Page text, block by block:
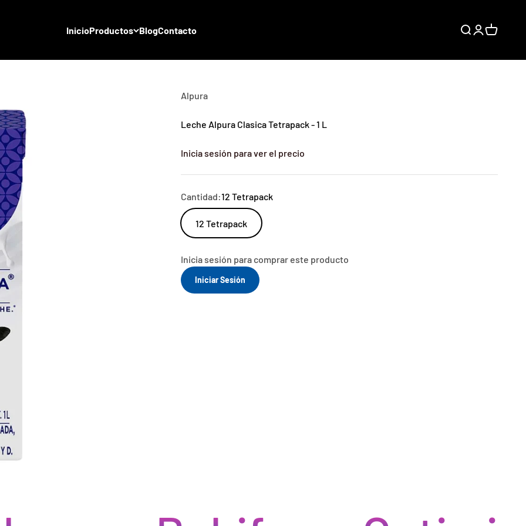
InicioProductos BlogContacto BuscarIniciar sesión
Carrito
Alpura
Leche Alpura Clasica Tetrapack - 1 L
Inicia sesión para ver el precio
Cantidad:12 Tetrapack
12 Tetrapack
Inicia sesión para comprar este producto
Iniciar Sesión